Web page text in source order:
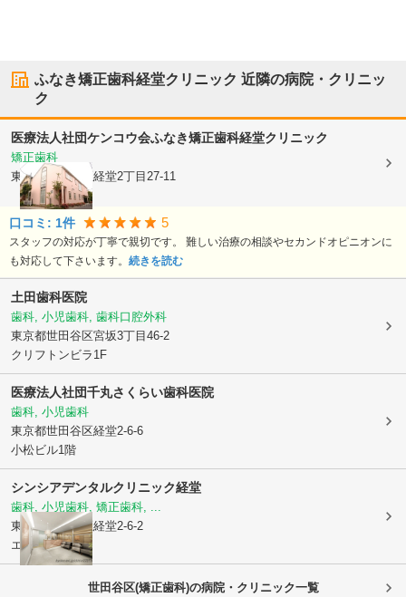
ふなき矯正歯科経堂クリニック 近隣の病院・クリニッ
ク
医療法人社団ケンコウ会ふなき矯正歯科経堂クリニック
矯正歯科
東京都世田谷区 経堂2丁目27-11
口コミ: 1件 5
スタッフの対応が丁寧で親切です。 難しい治療の相談やセカンドオピニオンに
も対応して下さいます。 続きを読む
土田歯科医院
歯科, 小児歯科, 歯科口腔外科
東京都世田谷区宮坂3丁目46-2
クリフトンビラ1F
医療法人社団千丸さくらい歯科医院
歯科, 小児歯科
東京都世田谷区経堂2-6-6
小松ビル1階
シンシアデンタルクリニック経堂
歯科, 小児歯科, 矯正歯科, ...
東京都世田谷区経堂2-6-2
エルニウ2 1階
世田谷区(矯正歯科)の病院・クリニック一覧